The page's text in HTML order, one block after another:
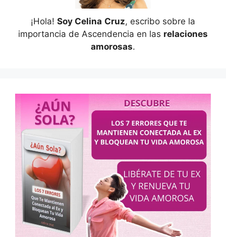
¡Hola! Soy Celina Cruz, escribo sobre la
importancia de Ascendencia en las relaciones
amorosas.